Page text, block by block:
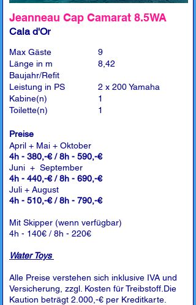
Jeanneau Cap Camarat 8.5WA
Cala d'Or
Max Gäste
Länge in m
Baujahr/Refit
Leistung in PS
Kabine(n)
Toilette(n)
9
8,42
2 x 200 Yamaha
1
1
Preise
April + Mai + Oktober
4h - 380,-€ / 8h - 590,-€
Juni + September
4h - 440,-€ / 8h - 690,-€
Juli + August
4h - 510,-€ / 8h - 790,-€
Mit Skipper (wenn verfügbar)
4h - 140€ / 8h - 220€
Water Toys
Alle Preise verstehen sich inklusive IVA und
Versicherung, zzgl. Kosten für Treibstoff.Die
Kaution beträgt 2.000,-€ per Kreditkarte.